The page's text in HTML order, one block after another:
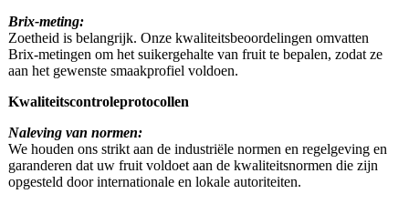
Brix-meting:
Zoetheid is belangrijk. Onze kwaliteitsbeoordelingen omvatten
Brix-metingen om het suikergehalte van fruit te bepalen, zodat ze
aan het gewenste smaakprofiel voldoen.
Kwaliteitscontroleprotocollen
Naleving van normen:
We houden ons strikt aan de industriële normen en regelgeving en
garanderen dat uw fruit voldoet aan de kwaliteitsnormen die zijn
opgesteld door internationale en lokale autoriteiten.